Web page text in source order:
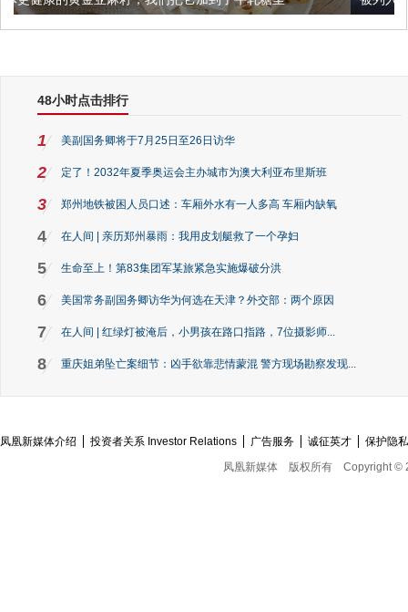
48小时点击排行
1 美副国务卿将于7月25日至26日访华
2 定了！2032年夏季奥运会主办城市为澳大利亚布里斯班
3 郑州地铁被困人员口述：车厢外水有一人多高 车厢内缺氧
4 在人间 | 亲历郑州暴雨：我用皮划艇救了一个孕妇
5 生命至上！第83集团军某旅紧急实施爆破分洪
6 美国常务副国务卿访华为何选在天津？外交部：两个原因
7 在人间 | 红绿灯被淹后，小男孩在路口指路，7位摄影师...
8 重庆姐弟坠亡案细节：凶手欲靠悲情蒙混 警方现场勘察发现...
凤凰新媒体介绍 投资者关系 Investor Relations 广告服务 诚征英才
保护隐
凤凰新媒体
版权所有 Copyright ©